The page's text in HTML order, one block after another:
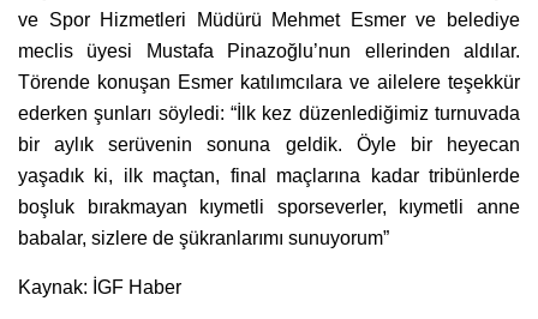
ve Spor Hizmetleri Müdürü Mehmet Esmer ve belediye
meclis üyesi Mustafa Pinazoğlu’nun ellerinden aldılar.
Törende konuşan Esmer katılımcılara ve ailelere teşekkür
ederken şunları söyledi: “İlk kez düzenlediğimiz turnuvada
bir aylık serüvenin sonuna geldik. Öyle bir heyecan
yaşadık ki, ilk maçtan, final maçlarına kadar tribünlerde
boşluk bırakmayan kıymetli sporseverler, kıymetli anne
babalar, sizlere de şükranlarımı sunuyorum”
Kaynak: İGF Haber